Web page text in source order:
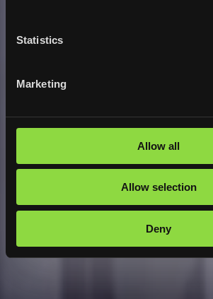
Statistics
Marketing
Allow all
Allow selection
Deny